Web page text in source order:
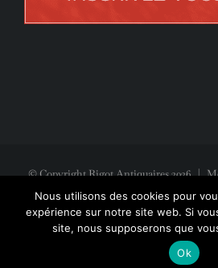
© Copyright Rigot Antiquaires2026|
avec la participation de
Facebook
Nous utilisons des cookies pour
expérience sur notre site web. Si
site, nous supposerons que
Ok